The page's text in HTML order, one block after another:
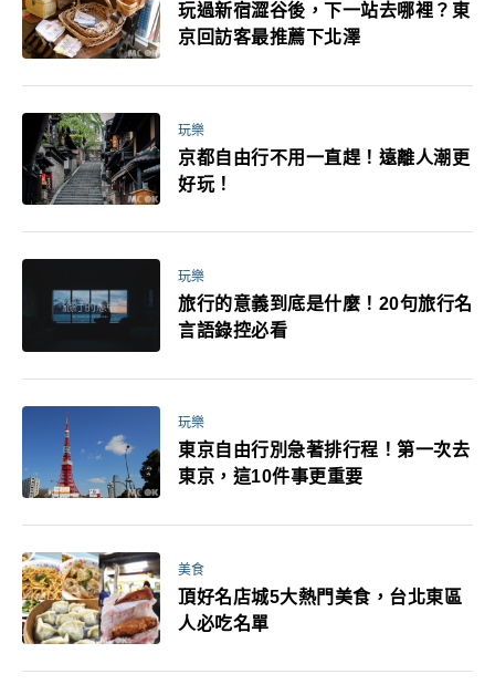
玩過新宿澀谷後，下一站去哪裡？東
京回訪客最推薦下北澤
玩樂
京都自由行不用一直趕！遠離人潮更
好玩！
玩樂
旅行的意義到底是什麼！20句旅行名
言語錄控必看
玩樂
東京自由行別急著排行程！第一次去
東京，這10件事更重要
美食
頂好名店城5大熱門美食，台北東區
人必吃名單